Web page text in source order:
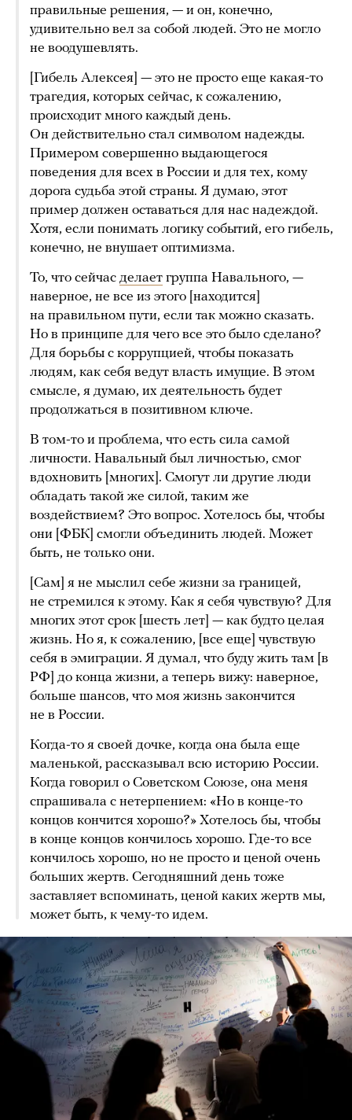
правильные решения, — и он, конечно,
удивительно вел за собой людей. Это не могло
не воодушевлять.
[Гибель Алексея] — это не просто еще какая-то
трагедия, которых сейчас, к сожалению,
происходит много каждый день.
Он действительно стал символом надежды.
Примером совершенно выдающегося
поведения для всех в России и для тех, кому
дорога судьба этой страны. Я думаю, этот
пример должен оставаться для нас надеждой.
Хотя, если понимать логику событий, его гибель,
конечно, не внушает оптимизма.
То, что сейчас делает группа Навального, —
наверное, не все из этого [находится]
на правильном пути, если так можно сказать.
Но в принципе для чего все это было сделано?
Для борьбы с коррупцией, чтобы показать
людям, как себя ведут власть имущие. В этом
смысле, я думаю, их деятельность будет
продолжаться в позитивном ключе.
В том-то и проблема, что есть сила самой
личности. Навальный был личностью, смог
вдохновить [многих]. Смогут ли другие люди
обладать такой же силой, таким же
воздействием? Это вопрос. Хотелось бы, чтобы
они [ФБК] смогли объединить людей. Может
быть, не только они.
[Сам] я не мыслил себе жизни за границей,
не стремился к этому. Как я себя чувствую? Для
многих этот срок [шесть лет] — как будто целая
жизнь. Но я, к сожалению, [все еще] чувствую
себя в эмиграции. Я думал, что буду жить там [в
РФ] до конца жизни, а теперь вижу: наверное,
больше шансов, что моя жизнь закончится
не в России.
Когда-то я своей дочке, когда она была еще
маленькой, рассказывал всю историю России.
Когда говорил о Советском Союзе, она меня
спрашивала с нетерпением: «Но в конце-то
концов кончится хорошо?» Хотелось бы, чтобы
в конце концов кончилось хорошо. Где-то все
кончилось хорошо, но не просто и ценой очень
больших жертв. Сегодняшний день тоже
заставляет вспоминать, ценой каких жертв мы,
может быть, к чему-то идем.